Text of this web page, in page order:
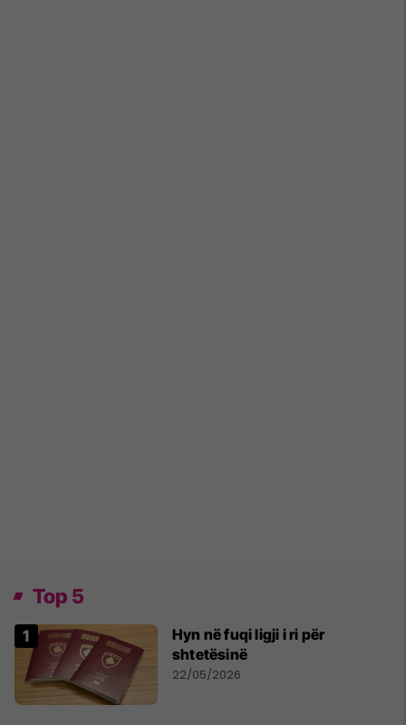
Top 5
Hyn në fuqi ligji i ri për
shtetësinë
22/05/2026